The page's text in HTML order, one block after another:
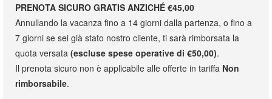
PRENOTA SICURO GRATIS ANZICHÉ €45,00
Annullando la vacanza fino a 14 giorni dalla partenza, o fino a
7 giorni se sei già stato nostro cliente, ti sarà rimborsata la
quota versata (escluse spese operative di €50,00).
Il prenota sicuro non è applicabile alle offerte in tariffa Non
rimborsabile.